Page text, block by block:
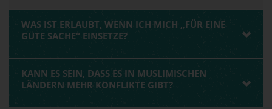
WAS IST ERLAUBT, WENN ICH MICH „FÜR EINE
GUTE SACHE“ EINSETZE?
KANN ES SEIN, DASS ES IN MUSLIMISCHEN
LÄNDERN MEHR KONFLIKTE GIBT?